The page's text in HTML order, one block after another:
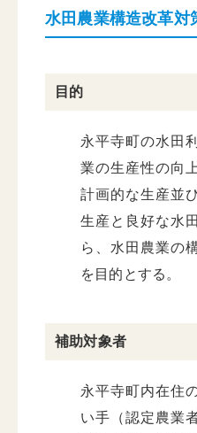
水田農業構造改革対
目的
永平寺町の水田
業の生産性の向
計画的な生産並
生産と良好な水
ら、水田農業の
を目的とする。
補助対象者
永平寺町内在住
い手（認定農業